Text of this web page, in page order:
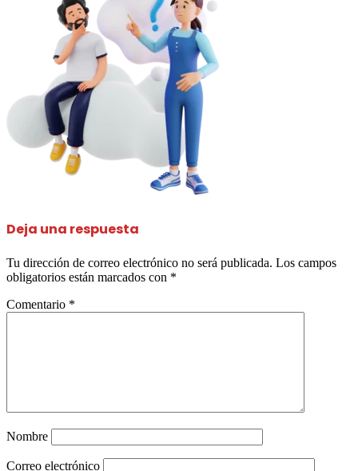
Deja una respuesta
Tu dirección de correo electrónico no será publicada. Los campos
obligatorios están marcados con *
Comentario *
Nombre
Correo electrónico